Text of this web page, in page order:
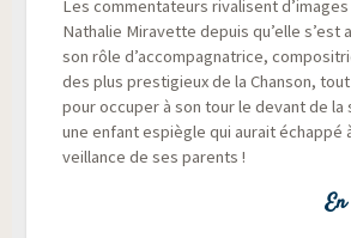
Les com­men­ta­teurs riva­lisent
Natha­lie Mira­vette depuis qu’elle s’est
son rôle d’accompagnatrice,
des plus pres­ti­gieux de la Chan­son,
pour occu­per à son tour le devant de la
une enfant espiègle qui aurait échap­pé
veillance de ses parents !